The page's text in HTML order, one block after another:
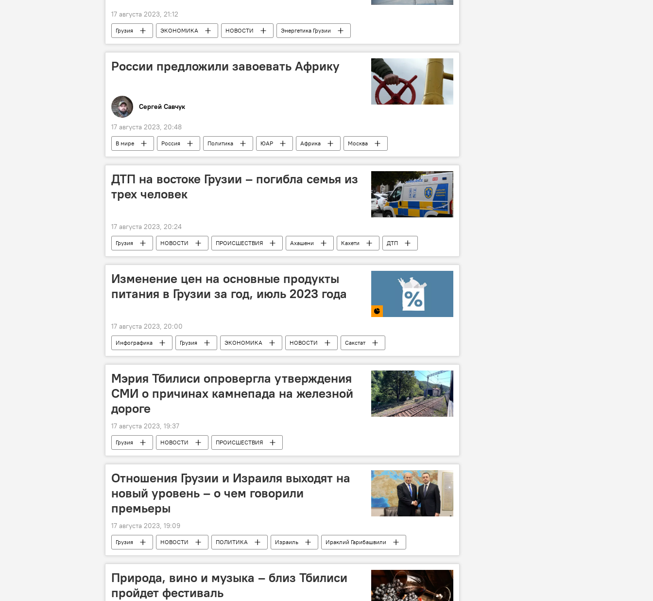
17 августа 2023, 21:12
Грузия ЭКОНОМИКА НОВОСТИ Энергетика Грузии
России предложили завоевать Африку
Сергей Савчук
17 августа 2023, 20:48
В мире Россия Политика ЮАР Африка
Москва
Росатом
АНАЛИТИКА Колумнисты
ДТП на востоке Грузии – погибла семья из
трех человек
17 августа 2023, 20:24
Грузия НОВОСТИ ПРОИСШЕСТВИЯ Ахашени Кахети ДТП
Изменение цен на основные продукты
питания в Грузии за год, июль 2023 года
17 августа 2023, 20:00
Инфографика Грузия ЭКОНОМИКА НОВОСТИ Сакстат
Мэрия Тбилиси опровергла утверждения
СМИ о причинах камнепада на железной
дороге
17 августа 2023, 19:37
Грузия НОВОСТИ
ПРОИСШЕСТВИЯ
Национальное агентство окружающей среды
Камнепад Грузинская железная дорога
Отношения Грузии и Израиля выходят на
новый уровень – о чем говорили
премьеры
17 августа 2023, 19:09
Грузия НОВОСТИ ПОЛИТИКА Израиль
Ираклий Гарибашвили
Биньямин Нетаньяху
Природа, вино и музыка – близ Тбилиси
пройдет фестиваль